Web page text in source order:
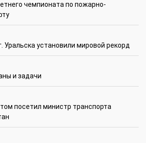
чемпионата по пожарно-
Уральска установили мировой рекорд
и задачи
посетил министр транспорта